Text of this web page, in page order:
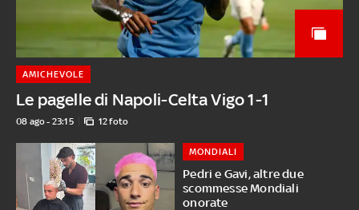
Le pagelle di Napoli-Celta Vigo 1-1
AMICHEVOLE
08 ago - 23:15 12 foto
Pedri e Gavi, altre due
scommesse Mondiali
onorate
MONDIALI